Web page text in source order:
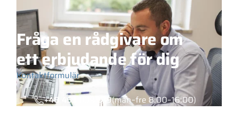
Fråga en rådgivare om
ett erbjudande för dig
Kontaktformulär
+48 453 039 919(mån–fre 8:00–16:00)